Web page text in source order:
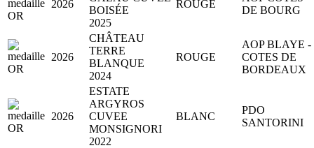
2026
BOISÉE
2025
ROUGE
DE BOURG
2026
CHÂTEAU
TERRE
BLANQUE
2024
ROUGE
AOP BLAYE -
COTES DE
BORDEAUX
2026
ESTATE
ARGYROS
CUVEE
MONSIGNORI
2022
BLANC
PDO
SANTORINI